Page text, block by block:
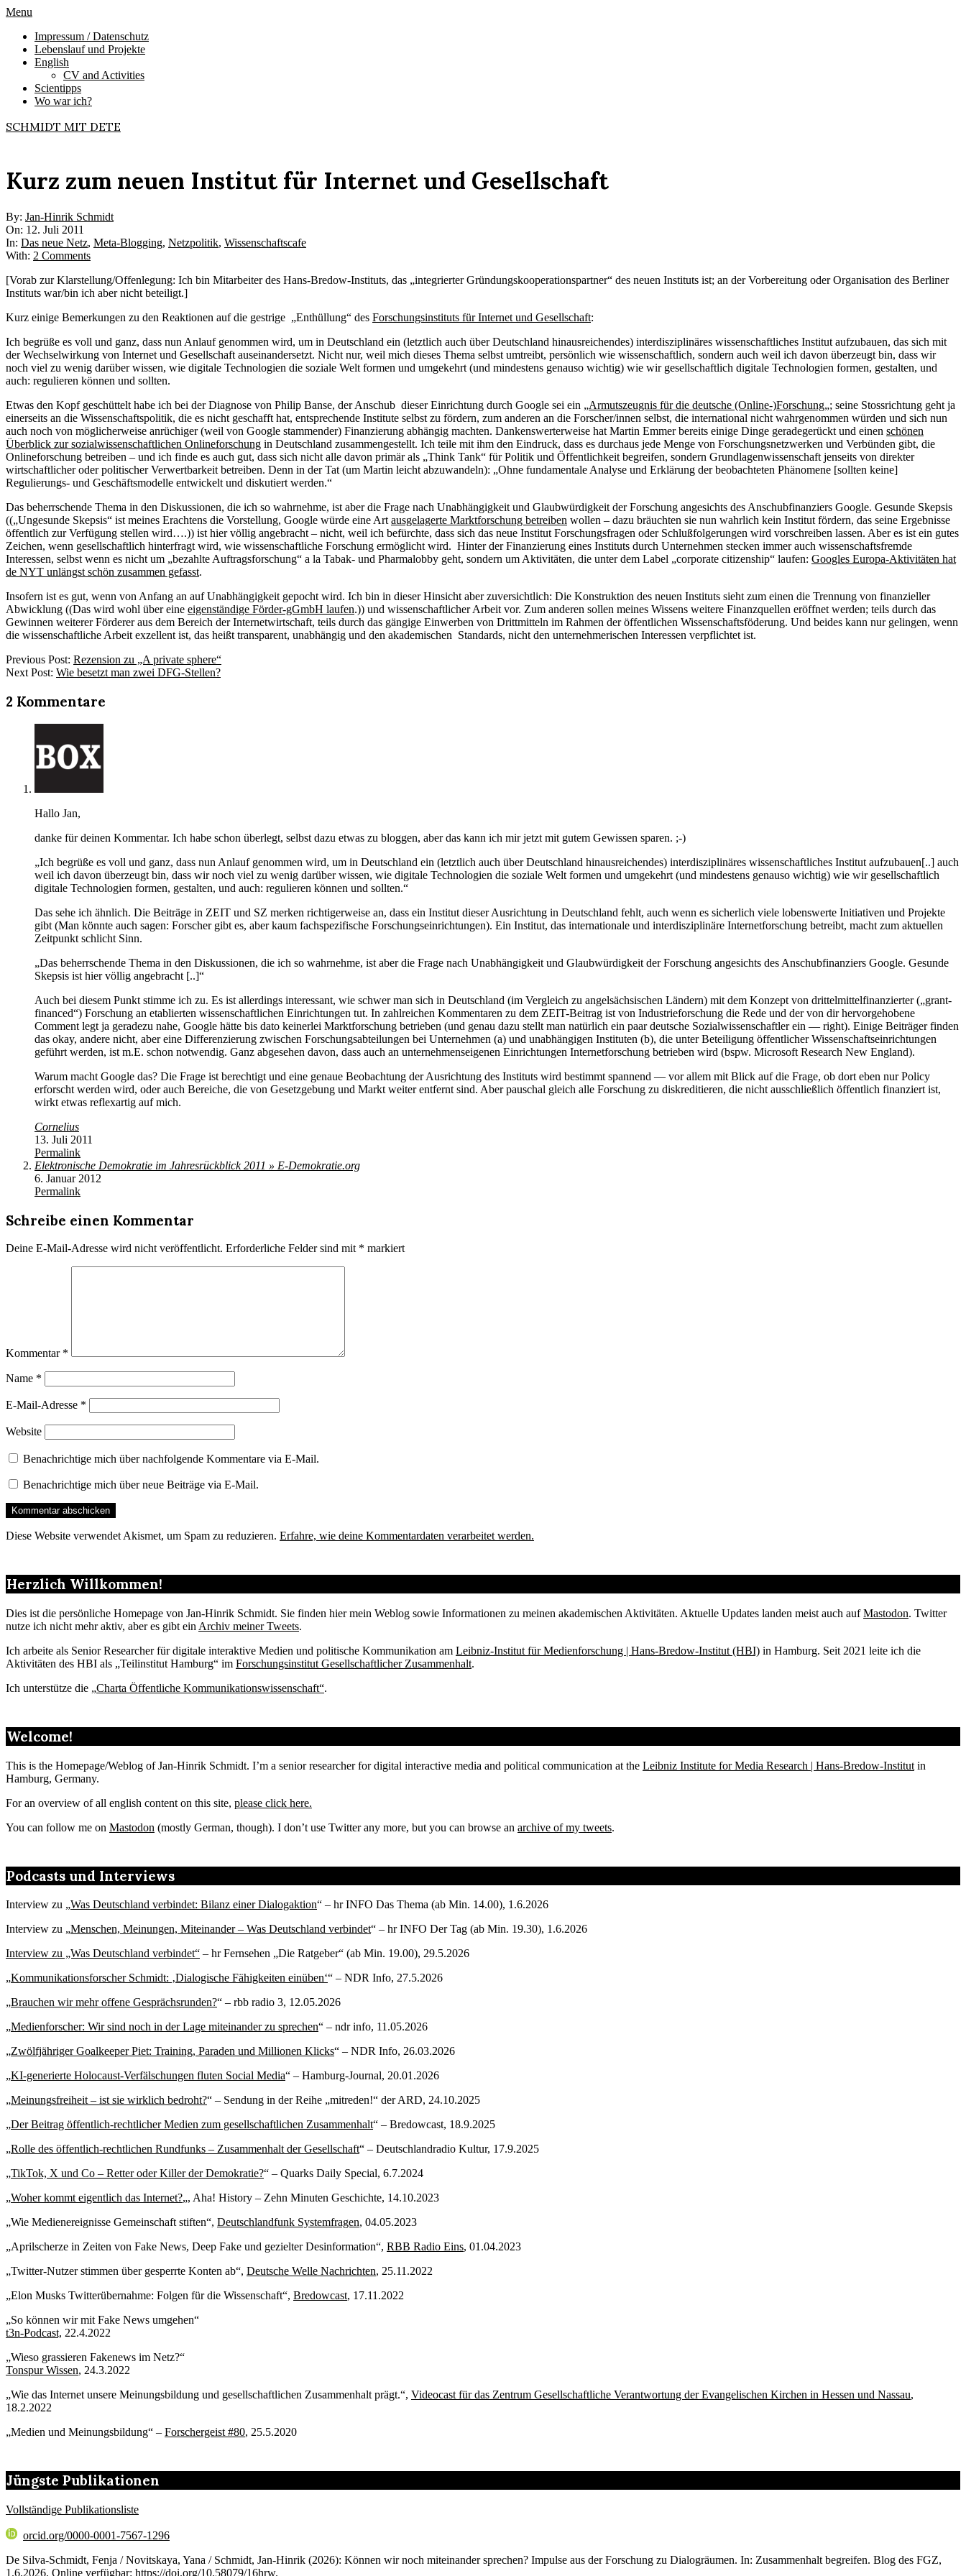
Skip
content
Primary
Menu
Menu
Impressum / Datenschutz
Lebenslauf und Projekte
English
CV and Activities
Scientipps
Wo war ich?
SCHMIDT MIT DETE
Kurz zum neuen Institut für Internet und Gesellschaft
By: Jan-Hinrik Schmidt
On: 12. Juli 2011
In: Das neue Netz, Meta-Blogging, Netzpolitik, Wissenschaftscafe
With: 2 Comments
[Vorab zur Klarstellung/Offenlegung: Ich bin Mitarbeiter des Hans-Bredow-Instituts, das „integrierter Gründungskooperationspartner“ des neuen Instituts ist; an der Vorbereitung oder Organisation des Berliner
Instituts war/bin ich aber nicht beteiligt.]
Kurz einige Bemerkungen zu den Reaktionen auf die gestrige „Enthüllung“ des Forschungsinstituts für Internet und Gesellschaft:
Ich begrüße es voll und ganz, dass nun Anlauf genommen wird, um in Deutschland ein (letztlich auch über Deutschland hinausreichendes) interdisziplinäres wissenschaftliches Institut aufzubauen, das sich mit
der Wechselwirkung von Internet und Gesellschaft auseinandersetzt. Nicht nur, weil mich dieses Thema selbst umtreibt, persönlich wie wissenschaftlich, sondern auch weil ich davon überzeugt bin, dass wir
noch viel zu wenig darüber wissen, wie digitale Technologien die soziale Welt formen und umgekehrt (und mindestens genauso wichtig) wie wir gesellschaftlich digitale Technologien formen, gestalten, und
auch: regulieren können und sollten.
Etwas den Kopf geschüttelt habe ich bei der Diagnose von Philip Banse, der Anschub dieser Einrichtung durch Google sei ein „Armutszeugnis für die deutsche (Online-)Forschung„; seine Stossrichtung geht ja
einerseits an die Wissenschaftspolitik, die es nicht geschafft hat, entsprechende Institute selbst zu fördern, zum anderen an die Forscher/innen selbst, die international nicht wahrgenommen würden und sich nun
auch noch von möglicherweise anrüchiger (weil von Google stammender) Finanzierung abhängig machten. Dankenswerterweise hat Martin Emmer bereits einige Dinge geradegerückt und einen schönen
Überblick zur sozialwissenschaftlichen Onlineforschung in Deutschland zusammengestellt. Ich teile mit ihm den Eindruck, dass es durchaus jede Menge von Forschungsnetzwerken und Verbünden gibt, die
Onlineforschung betreiben – und ich finde es auch gut, dass sich nicht alle davon primär als „Think Tank“ für Politik und Öffentlichkeit begreifen, sondern Grundlagenwissenschaft jenseits von direkter
wirtschaftlicher oder politischer Verwertbarkeit betreiben. Denn in der Tat (um Martin leicht abzuwandeln): „Ohne fundamentale Analyse und Erklärung der beobachteten Phänomene [sollten keine]
Regulierungs- und Geschäftsmodelle entwickelt und diskutiert werden.“
Das beherrschende Thema in den Diskussionen, die ich so wahrnehme, ist aber die Frage nach Unabhängigkeit und Glaubwürdigkeit der Forschung angesichts des Anschubfinanziers Google. Gesunde Skepsis
((„Ungesunde Skepsis“ ist meines Erachtens die Vorstellung, Google würde eine Artausgelagerte Marktforschung betreiben wollen – dazu bräuchten sie nun wahrlich kein Institut fördern, das seine Ergebnisse
öffentlich zur Verfügung stellen wird….)) ist hier völlig angebracht – nicht, weil ich befürchte, dass sich das neue Institut Forschungsfragen oder Schlußfolgerungen wird vorschreiben lassen. Aber es ist ein gutes
Zeichen, wenn gesellschaftlich hinterfragt wird, wie wissenschaftliche Forschung ermöglicht wird. Hinter der Finanzierung eines Instituts durch Unternehmen stecken immer auch wissenschaftsfremde
Interessen, selbst wenn es nicht um „bezahlte Auftragsforschung“ a la Tabak- und Pharmalobby geht, sondern um Aktivitäten, die unter dem Label „corporate citizenship“ laufen: Googles Europa-Aktivitäten hat
de NYT unlängst schön zusammen gefasst.
Insofern ist es gut, wenn von Anfang an auf Unabhängigkeit gepocht wird. Ich bin in dieser Hinsicht aber zuversichtlich: Die Konstruktion des neuen Instituts sieht zum einen die Trennung von finanzieller
Abwicklung ((Das wird wohl über eine eigenständige Förder-gGmbH laufen.)) und wissenschaftlicher Arbeit vor. Zum anderen sollen meines Wissens weitere Finanzquellen eröffnet werden; teils durch das
Gewinnen weiterer Förderer aus dem Bereich der Internetwirtschaft, teils durch das gängige Einwerben von Drittmitteln im Rahmen der öffentlichen Wissenschaftsföderung. Und beides kann nur gelingen, wenn
die wissenschaftliche Arbeit exzellent ist, das heißt transparent, unabhängig und den akademischen Standards, nicht den unternehmerischen Interessen verpflichtet ist.
2011-
07-
Previous Post: Rezension zu „A private sphere“
Next Post: Wie besetzt man zwei DFG-Stellen?
2 Kommentare
Hallo Jan,
danke für deinen Kommentar. Ich habe schon überlegt, selbst dazu etwas zu bloggen, aber das kann ich mir jetzt mit gutem Gewissen sparen. ;-)
„Ich begrüße es voll und ganz, dass nun Anlauf genommen wird, um in Deutschland ein (letztlich auch über Deutschland hinausreichendes) interdisziplinäres wissenschaftliches Institut aufzubauen[..] auch
weil ich davon überzeugt bin, dass wir noch viel zu wenig darüber wissen, wie digitale Technologien die soziale Welt formen und umgekehrt (und mindestens genauso wichtig) wie wir gesellschaftlich
digitale Technologien formen, gestalten, und auch: regulieren können und sollten.“
Das sehe ich ähnlich. Die Beiträge in ZEIT und SZ merken richtigerweise an, dass ein Institut dieser Ausrichtung in Deutschland fehlt, auch wenn es sicherlich viele lobenswerte Initiativen und Projekte
gibt (Man könnte auch sagen: Forscher gibt es, aber kaum fachspezifische Forschungseinrichtungen). Ein Institut, das internationale und interdisziplinäre Internetforschung betreibt, macht zum aktuellen
Zeitpunkt schlicht Sinn.
„Das beherrschende Thema in den Diskussionen, die ich so wahrnehme, ist aber die Frage nach Unabhängigkeit und Glaubwürdigkeit der Forschung angesichts des Anschubfinanziers Google. Gesunde
Skepsis ist hier völlig angebracht [..]“
Auch bei diesem Punkt stimme ich zu. Es ist allerdings interessant, wie schwer man sich in Deutschland (im Vergleich zu angelsächsischen Ländern) mit dem Konzept von drittelmittelfinanzierter („grant-
financed“) Forschung an etablierten wissenschaftlichen Einrichtungen tut. In zahlreichen Kommentaren zu dem ZEIT-Beitrag ist von Industrieforschung die Rede und der von dir hervorgehobene
Comment legt ja geradezu nahe, Google hätte bis dato keinerlei Marktforschung betrieben (und genau dazu stellt man natürlich ein paar deutsche Sozialwissenschaftler ein — right). Einige Beiträger finden
das okay, andere nicht, aber eine Differenzierung zwischen Forschungsabteilungen bei Unternehmen (a) und unabhängigen Instituten (b), die unter Beteiligung öffentlicher Wissenschaftseinrichtungen
geführt werden, ist m.E. schon notwendig. Ganz abgesehen davon, dass auch an unternehmenseigenen Einrichtungen Internetforschung betrieben wird (bspw. Microsoft Research New England).
Warum macht Google das? Die Frage ist berechtigt und eine genaue Beobachtung der Ausrichtung des Instituts wird bestimmt spannend — vor allem mit Blick auf die Frage, ob dort eben nur Policy
erforscht werden wird, oder auch Bereiche, die von Gesetzgebung und Markt weiter entfernt sind. Aber pauschal gleich alle Forschung zu diskreditieren, die nicht ausschließlich öffentlich finanziert ist,
wirkt etwas reflexartig auf mich.
Cornelius
13. Juli 2011
Permalink
Elektronische Demokratie im Jahresrückblick 2011 » E-Demokratie.org
6. Januar 2012
Permalink
Schreibe einen Kommentar
Deine E-Mail-Adresse wird nicht veröffentlicht. Erforderliche Felder sind mit * markiert
Kommentar *
Name *
E-Mail-Adresse *
Website
Benachrichtige mich über nachfolgende Kommentare via E-Mail.
Benachrichtige mich über neue Beiträge via E-Mail.
Diese Website verwendet Akismet, um Spam zu reduzieren. Erfahre, wie deine Kommentardaten verarbeitet werden.
Herzlich Willkommen!
Dies ist die persönliche Homepage von Jan-Hinrik Schmidt. Sie finden hier mein Weblog sowie Informationen zu meinen akademischen Aktivitäten. Aktuelle Updates landen meist auch aufMastodon. Twitter
nutze ich nicht mehr aktiv, aber es gibt ein Archiv meiner Tweets.
Ich arbeite als Senior Researcher für digitale interaktive Medien und politische Kommunikation am Leibniz-Institut für Medienforschung | Hans-Bredow-Institut (HBI) in Hamburg. Seit 2021 leite ich die
Aktivitäten des HBI als „Teilinstitut Hamburg“ im Forschungsinstitut Gesellschaftlicher Zusammenhalt.
Ich unterstütze die „Charta Öffentliche Kommunikationswissenschaft“.
Welcome!
This is the Homepage/Weblog of Jan-Hinrik Schmidt. I’m a senior researcher for digital interactive media and political communication at the Leibniz Institute for Media Research | Hans-Bredow-Institut in
Hamburg, Germany.
For an overview of all english content on this site, please click here.
You can follow me on Mastodon (mostly German, though). I don’t use Twitter any more, but you can browse an archive of my tweets.
Podcasts und Interviews
Interview zu „Was Deutschland verbindet: Bilanz einer Dialogaktion“ – hr INFO Das Thema (ab Min. 14.00), 1.6.2026
Interview zu „Menschen, Meinungen, Miteinander – Was Deutschland verbindet“ – hr INFO Der Tag (ab Min. 19.30), 1.6.2026
Interview zu „Was Deutschland verbindet“ – hr Fernsehen „Die Ratgeber“ (ab Min. 19.00), 29.5.2026
„Kommunikationsforscher Schmidt: ‚Dialogische Fähigkeiten einüben‘“ – NDR Info, 27.5.2026
„Brauchen wir mehr offene Gesprächsrunden?“ – rbb radio 3, 12.05.2026
„Medienforscher: Wir sind noch in der Lage miteinander zu sprechen“ – ndr info, 11.05.2026
„Zwölfjähriger Goalkeeper Piet: Training, Paraden und Millionen Klicks“ – NDR Info, 26.03.2026
„KI-generierte Holocaust-Verfälschungen fluten Social Media“ – Hamburg-Journal, 20.01.2026
„Meinungsfreiheit – ist sie wirklich bedroht?“ – Sendung in der Reihe „mitreden!“ der ARD, 24.10.2025
„Der Beitrag öffentlich-rechtlicher Medien zum gesellschaftlichen Zusammenhalt“ – Bredowcast, 18.9.2025
„Rolle des öffentlich-rechtlichen Rundfunks – Zusammenhalt der Gesellschaft“ – Deutschlandradio Kultur, 17.9.2025
„TikTok, X und Co – Retter oder Killer der Demokratie?“ – Quarks Daily Special, 6.7.2024
„Woher kommt eigentlich das Internet?„, Aha! History – Zehn Minuten Geschichte, 14.10.2023
„Wie Medienereignisse Gemeinschaft stiften“, Deutschlandfunk Systemfragen, 04.05.2023
„Aprilscherze in Zeiten von Fake News, Deep Fake und gezielter Desinformation“, RBB Radio Eins, 01.04.2023
„Twitter-Nutzer stimmen über gesperrte Konten ab“, Deutsche Welle Nachrichten, 25.11.2022
„Elon Musks Twitterübernahme: Folgen für die Wissenschaft“, Bredowcast, 17.11.2022
„So können wir mit Fake News umgehen“
t3n-Podcast, 22.4.2022
„Wieso grassieren Fakenews im Netz?“
Tonspur Wissen, 24.3.2022
„Wie das Internet unsere Meinungsbildung und gesellschaftlichen Zusammenhalt prägt.“, Videocast für das Zentrum Gesellschaftliche Verantwortung der Evangelischen Kirchen in Hessen und Nassau,
18.2.2022
„Medien und Meinungsbildung“ – Forschergeist #80, 25.5.2020
Jüngste Publikationen
Vollständige Publikationsliste
orcid.org/0000-0001-7567-1296
De Silva-Schmidt, Fenja / Novitskaya, Yana / Schmidt, Jan-Hinrik (2026): Können wir noch miteinander sprechen? Impulse aus der Forschung zu Dialogräumen. In: Zusammenhalt begreifen. Blog des FGZ,
1.6.2026. Online verfügbar: https://doi.org/10.58079/16hrw.